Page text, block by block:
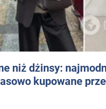
niż dżinsy:
kupowane